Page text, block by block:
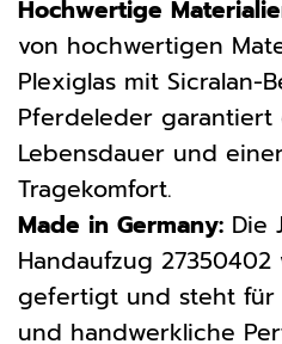
Hochwertige
von hochwertigen
Plexiglas mit Sicralan-
Pferdeleder garantiert
Lebensdauer und
Tragekomfort.
Made in Germany: Die
Handaufzug
gefertigt und steht für
und handwerkliche